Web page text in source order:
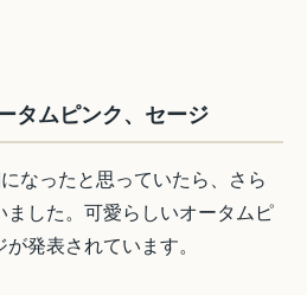
ムピンク、セージ
なったと思っていたら、さら
ました。可愛らしいオータムピ
発表されています。